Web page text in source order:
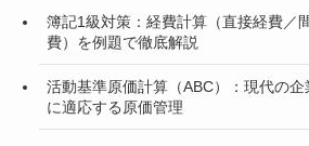
簿記1級対策：経費計算（直接経費／
費）を例題で徹底解説
活動基準原価計算（ABC）：現代の企
に適応する原価管理